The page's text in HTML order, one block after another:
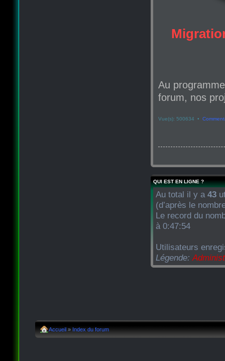
Au
forum, nos
Vue(s): 500634 •
QUI EST EN LIGNE ?
Au total il y a 43
(d’après le
Le record du
à 0:47:54
Utilisateurs
Légende:
Accueil » Index du forum